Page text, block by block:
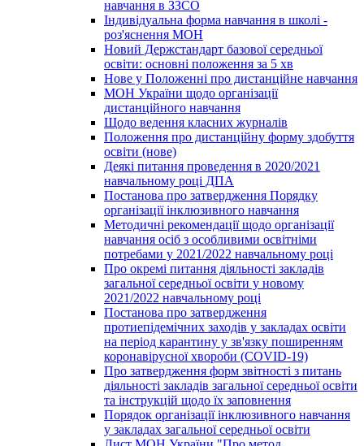
навчання в ЗЗСО
Індивідуальна форма навчання в школі -
роз'яснення МОН
Новий Держстандарт базової середньої
освіти: основні положення за 5 хв
Нове у Положенні про дистанційне навчання
МОН України щодо організації
дистанційного навчання
Щодо ведення класних журналів
Положення про дистанційну форму здобуття
освіти (нове)
Деякі питання проведення в 2020/2021
навчальному році ДПА
Постанова про затвердження Порядку
організації інклюзивного навчання
Методичні рекомендації щодо організації
навчання осіб з особливими освітніми
потребами у 2021/2022 навчальному році
Про окремі питання діяльності закладів
загальної середньої освіти у новому
2021/2022 навчальному році
Постанова про затвердження
протиепідемічних заходів у закладах освіти
на період карантину у зв'язку поширенням
коронавірусної хвороби (COVID-19)
Про затвердження форм звітності з питань
діяльності закладів загальної середньої освіти
та інструкцій щодо їх заповнення
Порядок організації інклюзивного навчання
у закладах загальної середньої освіти